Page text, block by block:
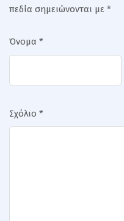
πεδία σημειώνονται με *
Όνομα *
Σχόλιο *